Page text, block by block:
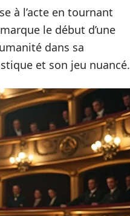
à l’acte en tournant
le début d’une
dans sa
et son jeu nuancé.